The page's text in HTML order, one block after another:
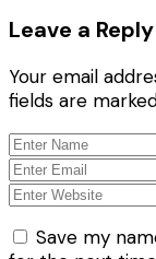
Leave a Reply
Your email
fields are
Save my